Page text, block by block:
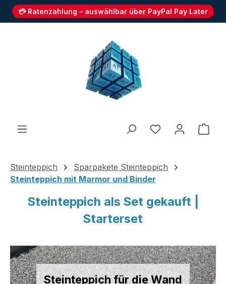
💳 Ratenzahlung – auswählbar über PayPal Pay Later
Du hast 0
Steinteppich
Sparpakete Steinteppich
Steinteppich mit Marmor und Binder
Steinteppich als Set gekauft |
Starterset
Steinteppich für die Wand